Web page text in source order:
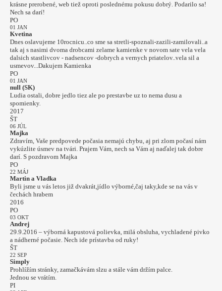
krásne prerobené, web tiež oproti poslednému pokusu dobrý. Podarilo sa!
Nech sa darí!
PO
01 JAN
Kvetina
Dnes oslavujeme 10rocnicu..co sme sa stretli-spoznali-zazili-zamilovali..a
tak aj s nasimi dvoma drobcami zelame kamienke v novom sate vela vela
dalsich stastlivcov - nadsencov -dobrych a vernych priatelov..vela sil a
usmevov...Dakujem Kamienka
PO
01 JAN
null (SK)
Ludia ostali, dobre jedlo tiez ale po prestavbe uz to nema dusu a
spomienky.
2017
ŠT
06 JÚL
Majka
Zdravím, Vaše predpovede počasia nemajú chybu, aj pri zlom počasí nám
vykúzlite úsmev na tvári. Prajem Vám, nech sa Vám aj naďalej tak dobre
darí. S pozdravom Majka
PO
22 MÁJ
Martin a Vladka
Byli jsme u vás letos již dvakrát,jídlo výborné,čaj taky,kde se na vás v
čechách hrabem
2016
PO
03 OKT
Andrej
29.9.2016 – výborná kapustová polievka, milá obsluha, vychladené pivko
a nádherné počasie. Nech ide prístavba od ruky!
ŠT
22 SEP
Simply
Prohlížím stránky, zamačkávám slzu a stále vám držím palce.
Jednou se vrátím.
PI